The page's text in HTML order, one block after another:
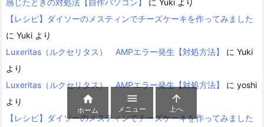
感じたときの対処法【自作パソコン】
に Yuki より
【レシピ】ダイソーのメスティンでチーズケーキを作ってみました
に Yuki より
Luxeritas（ルクセリタス） AMPエラー発生【対処方法】
に Yuki
より
Luxeritas（ルクセリタス） AMPエラー発生【対処方法】
に yoshi
より
【レシピ】ダイソーのメスティンでチーズケーキを作ってみました

ホーム

メニュー

上へ